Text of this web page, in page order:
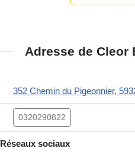
Adresse de Cleor
352 Chemin du Pigeonnier,
0320290822
Réseaux sociaux